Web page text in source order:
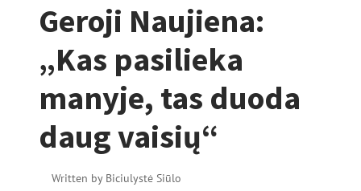
Geroji Naujiena:
„Kas pasilieka
manyje, tas duoda
daug vaisių“
Written by Biciulystė Siūlo